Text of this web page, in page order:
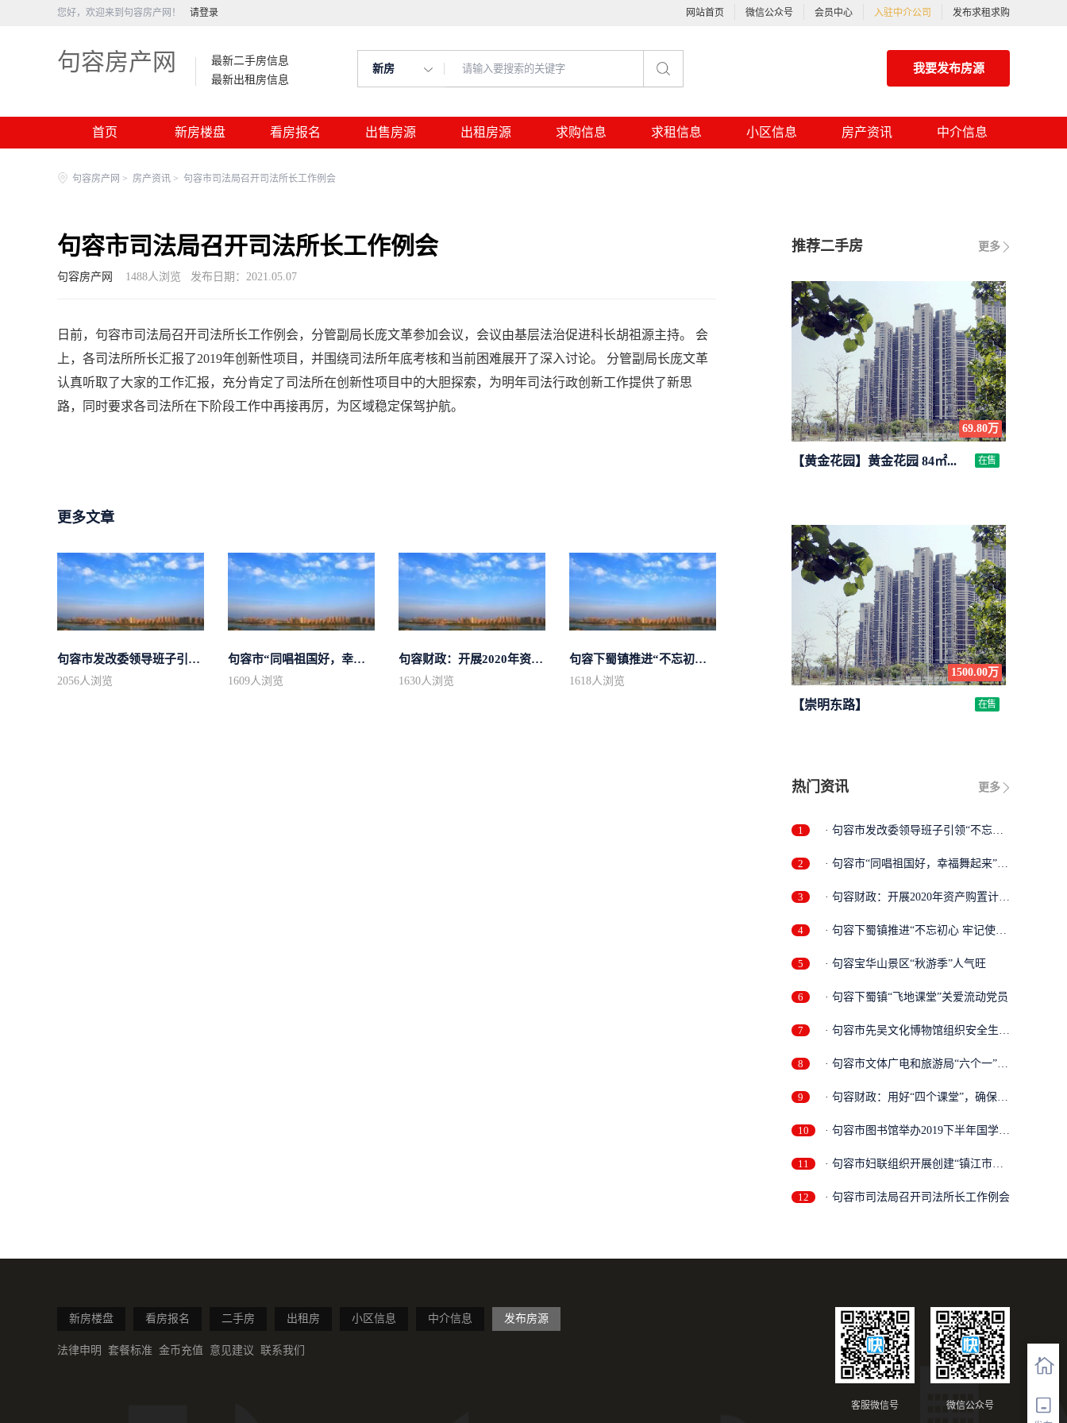
您好，欢迎来到句容房产网！ 请登录 网站首页 微信公众号 会员中心 入驻中介公司 发布求租求购
句容房产网
最新二手房信息
最新出租房信息
新房 我要发布房源
首页 新房楼盘 看房报名 出售房源 出租房源 求购信息 求租信息 小区信息 房产资讯 中介信息
句容房产网 > 房产资讯 > 句容市司法局召开司法所长工作例会
句容市司法局召开司法所长工作例会
句容房产网 1488人浏览 发布日期：2021.05.07
日前，句容市司法局召开司法所长工作例会，分管副局长庞文革参加会议，会议由基层法治促进科长胡祖源主持。 会
上，各司法所所长汇报了2019年创新性项目，并围绕司法所年底考核和当前困难展开了深入讨论。 分管副局长庞文革
认真听取了大家的工作汇报，充分肯定了司法所在创新性项目中的大胆探索，为明年司法行政创新工作提供了新思
路，同时要求各司法所在下阶段工作中再接再厉，为区域稳定保驾护航。
更多文章
句容市发改委领导班子引领“不忘初心...
2056人浏览
句容市“同唱祖国好，幸福舞起来”第...
1609人浏览
句容财政：开展2020年资产购置计划专...
1630人浏览
句容下蜀镇推进“不忘初心 牢记使命”...
1618人浏览
更多
推荐二手房
69.80万
【黄金花园】黄金花园 84㎡... 在售
1500.00万
【崇明东路】 在售
更多
热门资讯
1
· 句容市发改委领导班子引领“不忘初
2
· 句容市“同唱祖国好，幸福舞起来”
3
· 句容财政：开展2020年资产购置计划
4
· 句容下蜀镇推进“不忘初心 牢记使
5
· 句容宝华山景区“秋游季”人气旺
6 · 句容下蜀镇“飞地课堂”关爱流动党员
7
· 句容市先吴文化博物馆组织安全生产
8
· 句容市文体广电和旅游局“六个一”
9
· 句容财政：用好“四个课堂”，确保
10
· 句容市图书馆举办2019下半年国学讲
11
· 句容市妇联组织开展创建“镇江市巾
12
· 句容市司法局召开司法所长工作例会
新房楼盘 看房报名 二手房 出租房 小区信息 中介信息 发布房源
法律申明 套餐标准 金币充值 意见建议 联系我们
微信公众号
客服微信号